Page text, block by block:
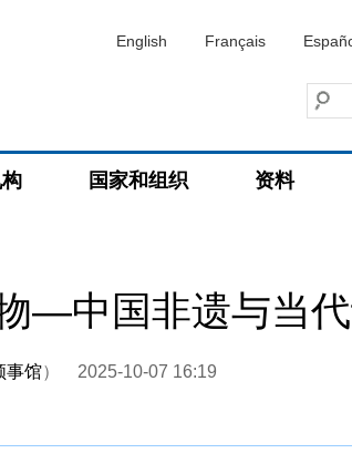
English Français
国家和组织 资料
—中国非遗与当
事馆） 2025-10-07 16:19